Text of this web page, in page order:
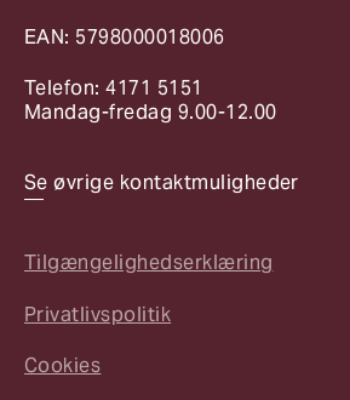
EAN: 5798000018006
Telefon: 4171 5151
Mandag-fredag 9.00-12.00
Se øvrige kontaktmuligheder
Tilgængelighedserklæring
Privatlivspolitik
Cookies